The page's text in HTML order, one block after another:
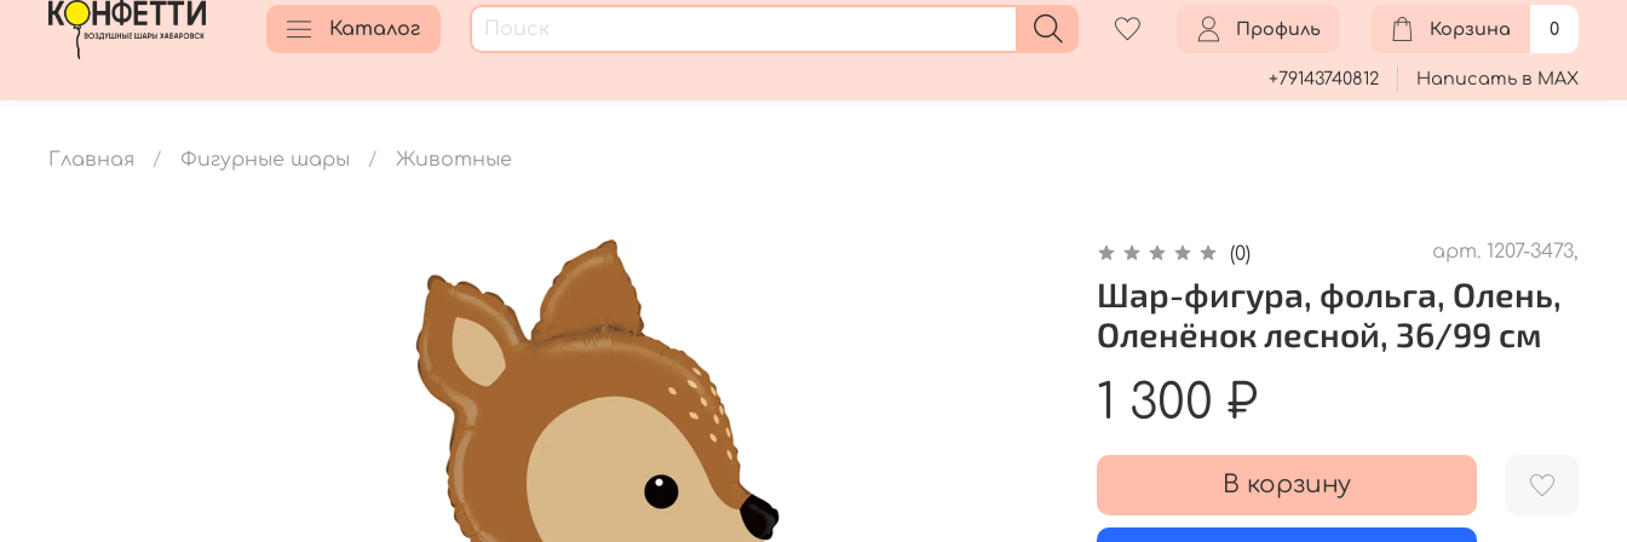
Каталог Профиль Корзина 0
+79143740812 Написать в MAX
Главная Фигурные шары Животные
(0) арт. 1207-3473,
Шар-фигура, фольга, Олень,
Оленёнок лесной, 36/99 см
1 300 ₽
В корзину